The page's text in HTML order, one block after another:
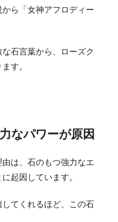
ら「女神アフロディー
石言葉から、ローズク
す。
なパワーが原因
は、石のもつ強力なエ
起因しています。
てくれるほど、この石